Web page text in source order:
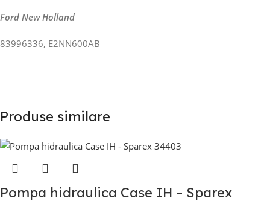
Ford New Holland
83996336, E2NN600AB
Produse similare
Pompa hidraulica Case IH – Sparex